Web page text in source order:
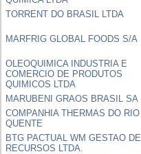
TORRENT DO BRASIL LTDA
MARFRIG GLOBAL FOODS S/A
OLEOQUIMICA INDUSTRIA E
COMERCIO DE PRODUTOS
QUIMICOS LTDA
MARUBENI GRAOS BRASIL SA
COMPANHIA THERMAS DO RIO
QUENTE
BTG PACTUAL WM GESTAO DE
RECURSOS LTDA.